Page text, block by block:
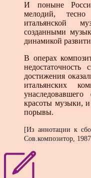
И поныне
мелодий,
итальянской
созданными
динамикой
В операх
недостаточность
достижения
итальянских
красоты музыки, и
порывы.
[Из аннотации к
Сов.композитор, 1987